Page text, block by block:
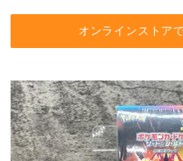
オンラインストア